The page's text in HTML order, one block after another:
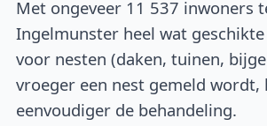
Met ongeveer 11 537 inwoners
Ingelmunster heel wat
voor nesten (daken, tuinen,
vroeger een nest gemeld wordt,
eenvoudiger de behandeling.